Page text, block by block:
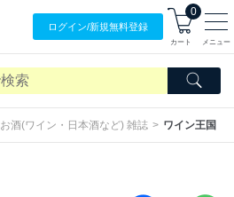
ログイン/新規無料登録
0
カート メニュー
お酒(ワイン・日本酒など) 雑誌 ワイン王国